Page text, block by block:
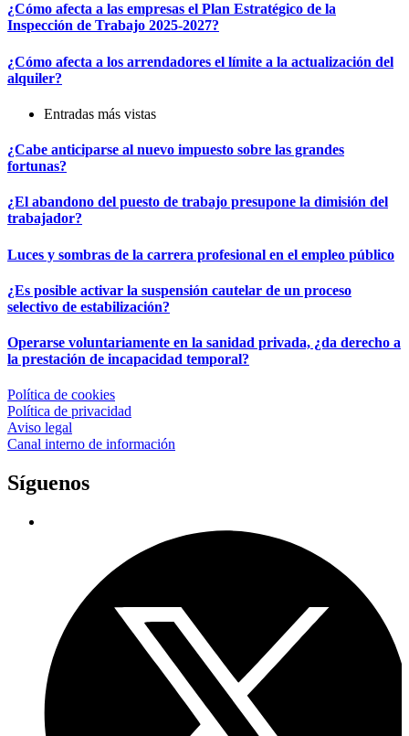
¿Cómo afecta a las empresas el Plan Estratégico de la
Inspección de Trabajo 2025-2027?
¿Cómo afecta a los arrendadores el límite a la actualización del
alquiler?
Entradas más vistas
¿Cabe anticiparse al nuevo impuesto sobre las grandes
fortunas?
¿El abandono del puesto de trabajo presupone la dimisión del
trabajador?
Luces y sombras de la carrera profesional en el empleo público
¿Es posible activar la suspensión cautelar de un proceso
selectivo de estabilización?
Operarse voluntariamente en la sanidad privada, ¿da derecho a
la prestación de incapacidad temporal?
Política de cookies
Política de privacidad
Aviso legal
Canal interno de información
Síguenos